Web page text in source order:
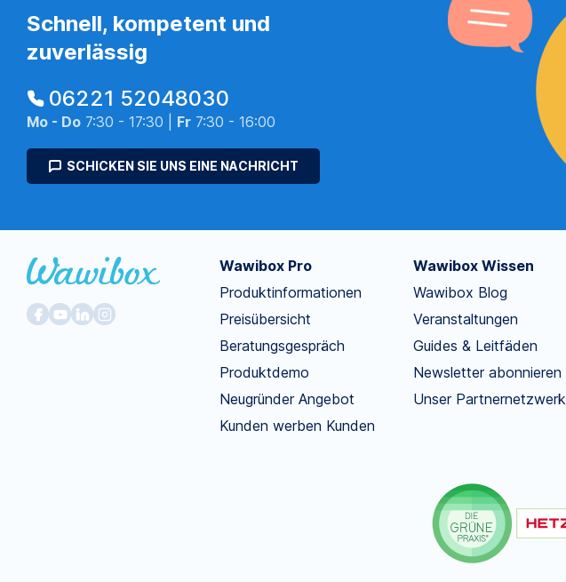
Schnell, kompetent und
zuverlässig
06221 52048030
Mo - Do 7:30 - 17:30 | Fr 7:30 - 16:00
SCHICKEN SIE UNS EINE NACHRICHT
Wawibox Pro
Produktinformationen
Preisübersicht
Beratungsgespräch
Produktdemo
Neugründer Angebot
Kunden werben Kunden
Wawibox Wissen
Wawibox Blog
Veranstaltungen
Guides & Leitfäden
Newsletter abonnieren
Unser Partnernetzwerk